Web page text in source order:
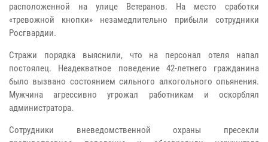
расположенной на улице Ветеранов. На место сработки
«тревожной кнопки» незамедлительно прибыли сотрудники
Росгвардии.
Стражи порядка выяснили, что на персонал отеля напал
постоялец. Неадекватное поведение 42-летнего гражданина
было вызвано состоянием сильного алкогольного опьянения.
Мужчина агрессивно угрожал работникам и оскорблял
администратора.
Сотрудники вневедомственной охраны пресекли